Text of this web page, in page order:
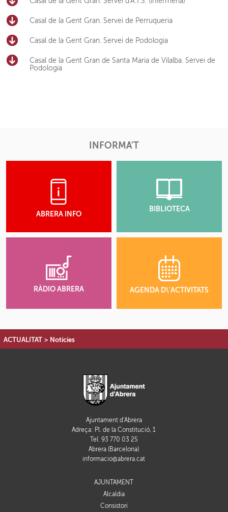
Casal de la Gent Gran. Servei de Perruqueria
Casal de la Gent Gran. Servei de Podologia
Casal de la Gent Gran de Santa Maria de Vilalba. Servei de
Podologia
INFORMA'T
ABRERA INFO
BIBLIOTECA
RÀDIO ABRERA AGENDA D\'ACTIVITATS
ACTUALITAT > Notícies
Ajuntament d'Abrera
Adreça: Pl. de la Constitució, 1
Tel. 93 770 03 25
Abrera (Barcelona)
informacio@abrera.cat
AJUNTAMENT
Alcaldia
Consistori